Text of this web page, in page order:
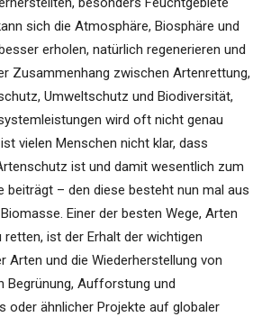
sich die Atmosphäre, Biosphäre und
erholen, natürlich regenerieren und
Zusammenhang zwischen Artenrettung,
Umweltschutz und Biodiversität,
wird oft nicht genau
vielen Menschen nicht klar, dass
ist und damit wesentlich zum
beiträgt – den diese besteht nun mal aus
Einer der besten Wege, Arten
ist der Erhalt der wichtigen
Arten und die Wiederherstellung von
Begrünung, Aufforstung und
oder ähnlicher Projekte auf globaler